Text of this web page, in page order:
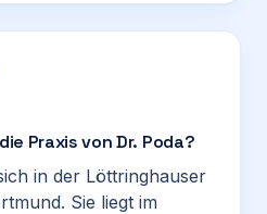
Praxis von Dr. Poda?
in der Löttringhauser
Sie liegt im